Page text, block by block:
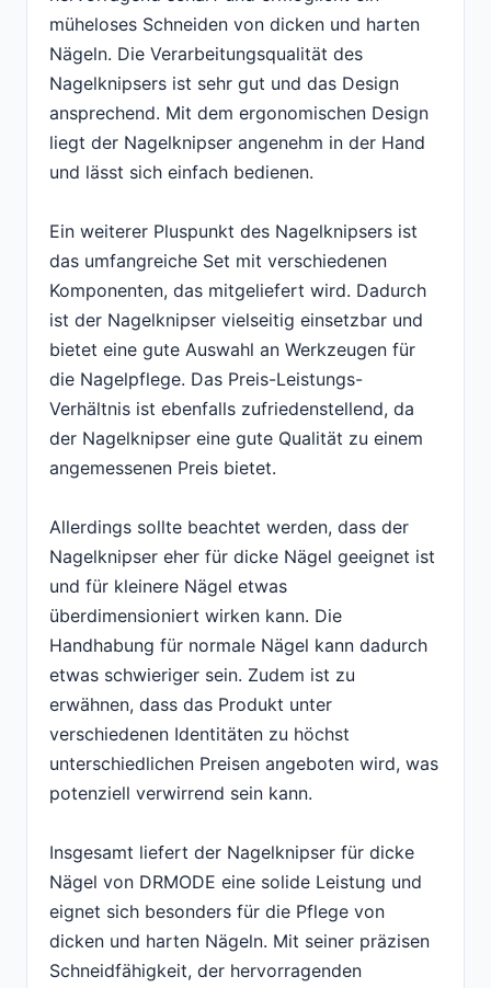
müheloses Schneiden von dicken und harten
Nägeln. Die Verarbeitungsqualität des
Nagelknipsers ist sehr gut und das Design
ansprechend. Mit dem ergonomischen Design
liegt der Nagelknipser angenehm in der Hand
und lässt sich einfach bedienen.
Ein weiterer Pluspunkt des Nagelknipsers ist
das umfangreiche Set mit verschiedenen
Komponenten, das mitgeliefert wird. Dadurch
ist der Nagelknipser vielseitig einsetzbar und
bietet eine gute Auswahl an Werkzeugen für
die Nagelpflege. Das Preis-Leistungs-
Verhältnis ist ebenfalls zufriedenstellend, da
der Nagelknipser eine gute Qualität zu einem
angemessenen Preis bietet.
Allerdings sollte beachtet werden, dass der
Nagelknipser eher für dicke Nägel geeignet ist
und für kleinere Nägel etwas
überdimensioniert wirken kann. Die
Handhabung für normale Nägel kann dadurch
etwas schwieriger sein. Zudem ist zu
erwähnen, dass das Produkt unter
verschiedenen Identitäten zu höchst
unterschiedlichen Preisen angeboten wird, was
potenziell verwirrend sein kann.
Insgesamt liefert der Nagelknipser für dicke
Nägel von DRMODE eine solide Leistung und
eignet sich besonders für die Pflege von
dicken und harten Nägeln. Mit seiner präzisen
Schneidfähigkeit, der hervorragenden